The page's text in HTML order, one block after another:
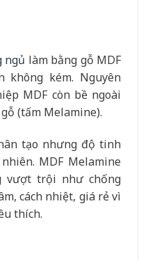
ngủ làm bằng gỗ MDF
không kém. Nguyên
MDF còn bề ngoài
(tấm Melamine).
tạo nhưng độ tinh
MDF Melamine
vượt trội như chống
cách nhiệt, giá rẻ vì
thích.